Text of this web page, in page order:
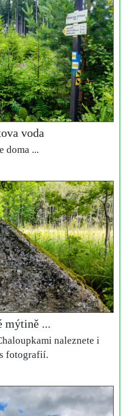
voda
doma ...
mýtině ...
naleznete i
fotografií.